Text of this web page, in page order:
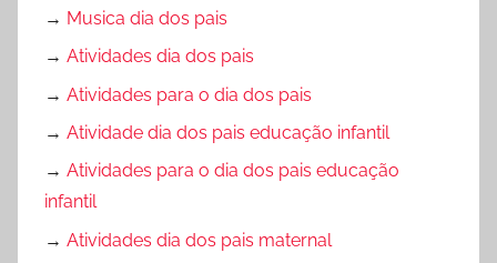
→ Musica dia dos pais
→ Atividades dia dos pais
→ Atividades para o dia dos pais
→ Atividade dia dos pais educação infantil
→ Atividades para o dia dos pais educação
infantil
→ Atividades dia dos pais maternal